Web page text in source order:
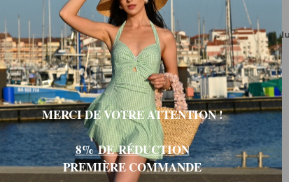
du vêtement et la mesure du corps.
la taille en fonction du tableau des tailles de chaque
MERCI DE VOTRE ATTENTION !
8%DERÉDUCTION
PREMIÈRE COMMANDE